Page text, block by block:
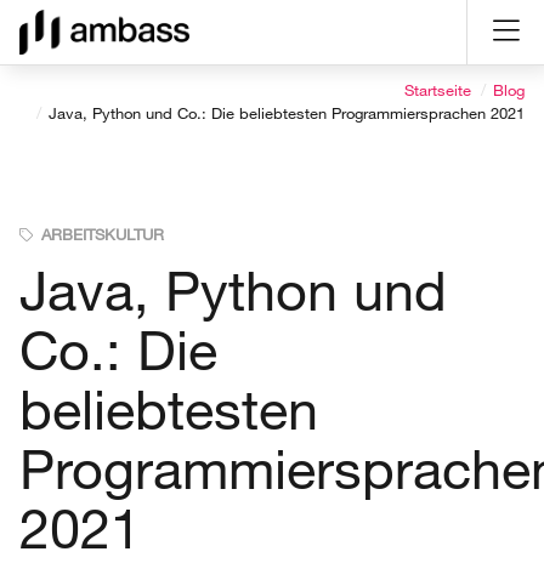
Direkt
zum
Inhalt
Direkt
zum
Hauptmenu
Direkt
Suche
Direkt
zum
Seitenfuß
Startseite
Blog
Java, Python und Co.: Die beliebtesten Programmiersprachen 2021
ARBEITSKULTUR
Java, Python und
Co.: Die
beliebtesten
2021